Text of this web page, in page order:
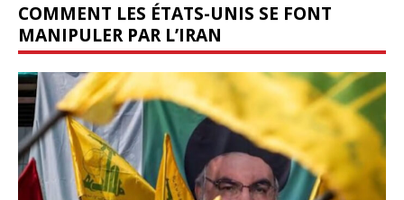
COMMENT LES ÉTATS-UNIS SE FONT
MANIPULER PAR L’IRAN